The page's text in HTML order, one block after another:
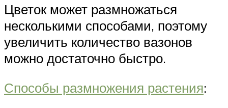
Цветок может размножаться
несколькими способами, поэтому
увеличить количество вазонов
можно достаточно быстро.
Способы размножения растения: